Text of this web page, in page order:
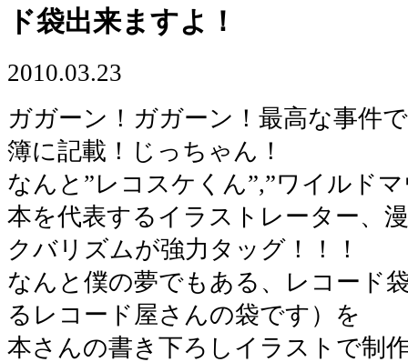
ド袋出来ますよ！
2010.03.23
ガガーン！ガガーン！最高な事件
簿に記載！じっちゃん！
なんと”レコスケくん”,”ワイルド
本を代表するイラストレーター、
クバリズムが強力タッグ！！！
なんと僕の夢でもある、レコード
るレコード屋さんの袋です）を
本さんの書き下ろしイラストで制